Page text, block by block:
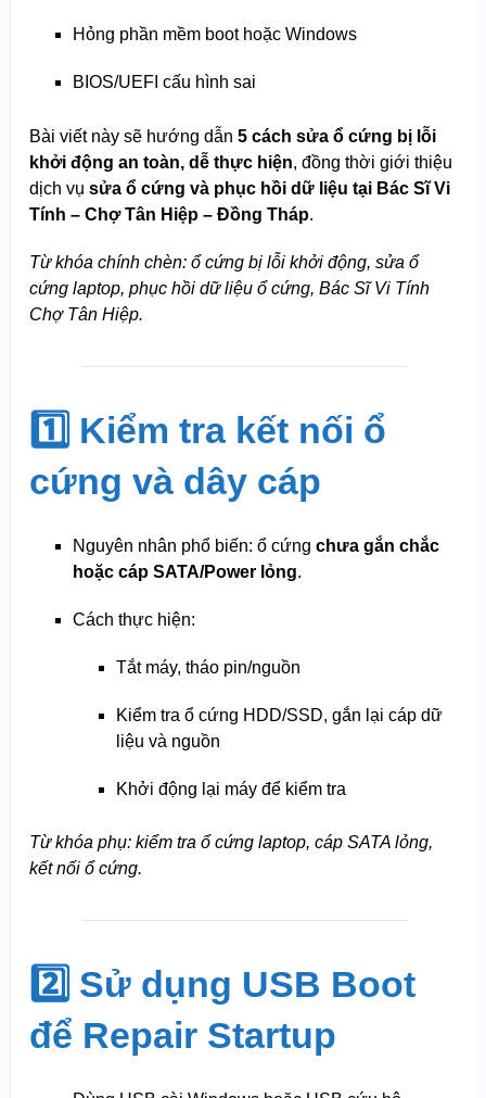
Hỏng phần mềm boot hoặc Windows
BIOS/UEFI cấu hình sai
Bài viết này sẽ hướng dẫn 5 cách sửa ổ cứng bị lỗi
khởi động an toàn, dễ thực hiện, đồng thời giới thiệu
dịch vụ sửa ổ cứng và phục hồi dữ liệu tại Bác Sĩ Vi
Tính – Chợ Tân Hiệp – Đồng Tháp.
Từ khóa chính chèn: ổ cứng bị lỗi khởi động, sửa ổ
cứng laptop, phục hồi dữ liệu ổ cứng, Bác Sĩ Vi Tính
Chợ Tân Hiệp.
1️⃣ Kiểm tra kết nối ổ
cứng và dây cáp
Nguyên nhân phổ biến: ổ cứng chưa gắn chắc
hoặc cáp SATA/Power lỏng.
Cách thực hiện:
Tắt máy, tháo pin/nguồn
Kiểm tra ổ cứng HDD/SSD, gắn lại cáp dữ
liệu và nguồn
Khởi động lại máy để kiểm tra
Từ khóa phụ: kiểm tra ổ cứng laptop, cáp SATA lỏng,
kết nối ổ cứng.
2️⃣ Sử dụng USB Boot
để Repair Startup